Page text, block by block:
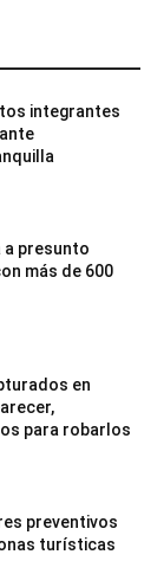
integrantes
a presunto
más de 600
en
para robarlos
preventivos
turísticas